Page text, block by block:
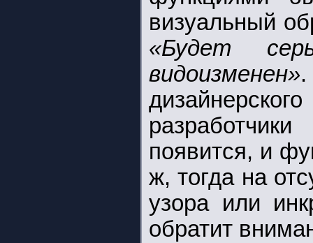
визуальный
«Будет
видоизменен»
появится, и
ж, тогда на
узора или
обратит